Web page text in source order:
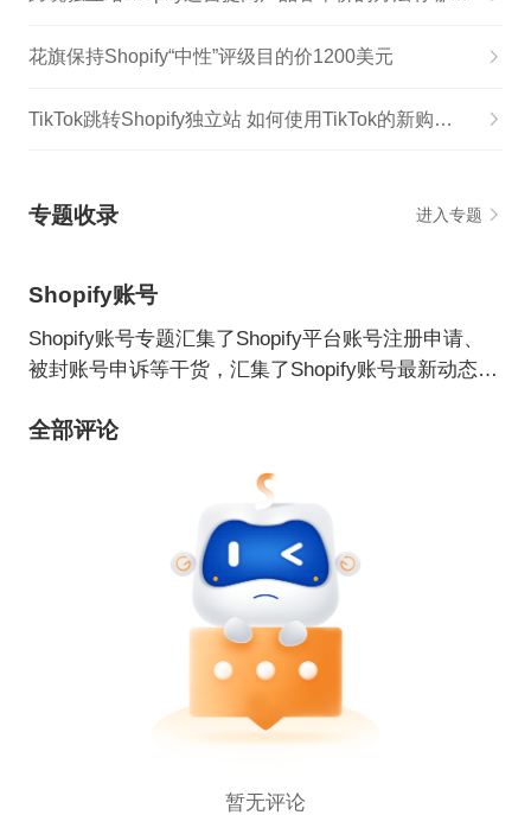
花旗保持Shopify“中性”评级目的价1200美元
TikTok跳转Shopify独立站 如何使用TikTok的新购物功能,独立站如何利用tiktok免费推广
专题收录 进入专题
Shopify账号
Shopify账号专题汇集了Shopify平台账号注册申请、
被封账号申诉等干货，汇集了Shopify账号最新动态等
号。
全部评论
暂无评论